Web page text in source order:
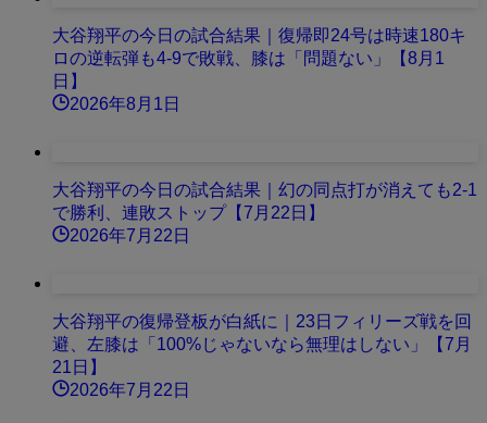
大谷翔平の今日の試合結果｜復帰即24号は時速180キ
ロの逆転弾も4-9で敗戦、膝は「問題ない」【8月1
日】
2026年8月1日
大谷翔平の今日の試合結果｜幻の同点打が消えても2-1
で勝利、連敗ストップ【7月22日】
2026年7月22日
大谷翔平の復帰登板が白紙に｜23日フィリーズ戦を回
避、左膝は「100%じゃないなら無理はしない」【7月
21日】
2026年7月22日